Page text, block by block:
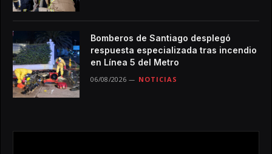
Bomberos de Santiago desplegó
respuesta especializada tras incendio
en Línea 5 del Metro
06/08/2026 NOTICIAS